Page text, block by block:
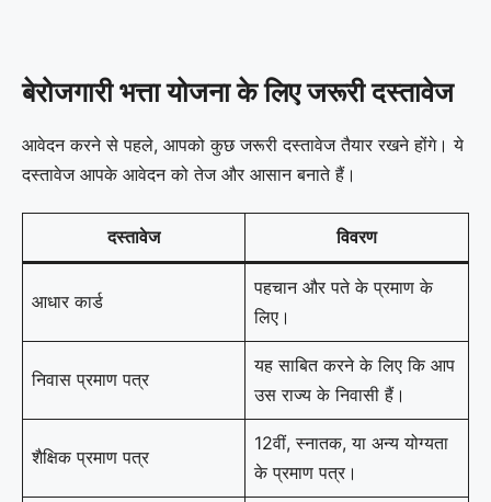
बेरोजगारी भत्ता योजना के लिए जरूरी दस्तावेज
आवेदन करने से पहले, आपको कुछ जरूरी दस्तावेज तैयार रखने होंगे। ये
दस्तावेज आपके आवेदन को तेज और आसान बनाते हैं।
दस्तावेज विवरण
आधार कार्ड
पहचान और पते के प्रमाण के
लिए।
निवास प्रमाण पत्र
यह साबित करने के लिए कि आप
उस राज्य के निवासी हैं।
शैक्षिक प्रमाण पत्र
12वीं, स्नातक, या अन्य योग्यता
के प्रमाण पत्र।